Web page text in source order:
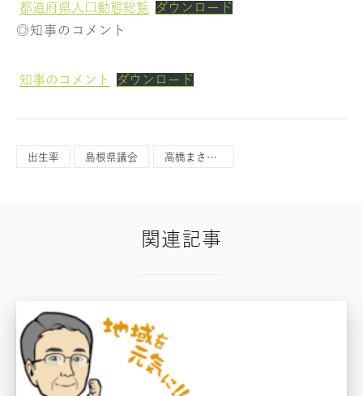
都道府県人口動態総覧
ダウンロード
◎知事のコメント
知事のコメント ダウンロード
出生率 島根県議会 高橋まさひこ
関連記事